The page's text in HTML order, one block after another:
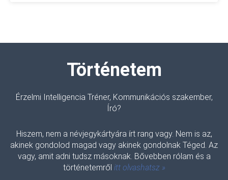
Történetem
Érzelmi Intelligencia Tréner, Kommunikációs szakember,
Író?
Hiszem, nem a névjegykártyára írt rang vagy. Nem is az,
akinek gondolod magad vagy akinek gondolnak Téged. Az
vagy, amit adni tudsz másoknak. Bővebben rólam és a
történetemről itt olvashatsz »